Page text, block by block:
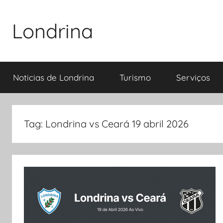
Londrina
Noticias de Londrina Turismo Serviços
Tag: Londrina vs Ceará 19 abril 2026